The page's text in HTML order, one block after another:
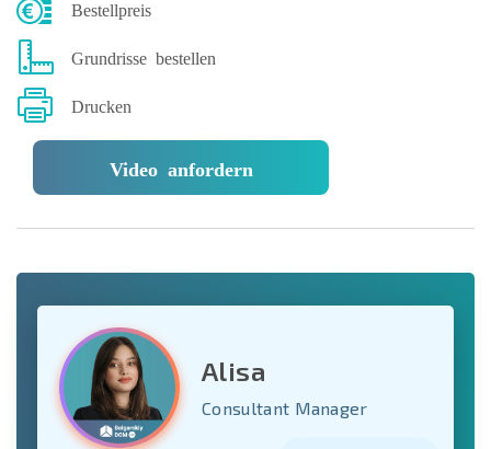
Bestellpreis
Grundrisse bestellen
Drucken
Video anfordern
Alisa
Consultant Manager